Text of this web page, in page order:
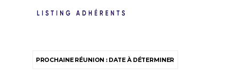
PROCHAINE RÉUNION : DATE À DÉTERMINER